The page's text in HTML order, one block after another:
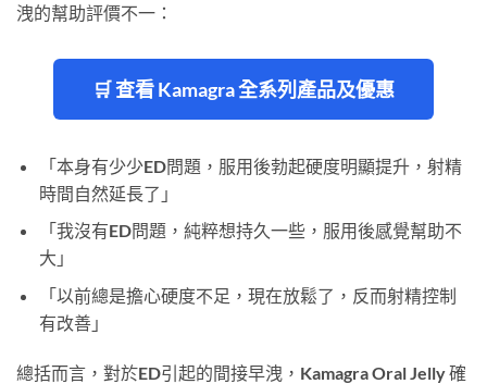
洩的幫助評價不一：
🛒 查看 Kamagra 全系列產品及優惠
「本身有少少ED問題，服用後勃起硬度明顯提升，射精
時間自然延長了」
「我沒有ED問題，純粹想持久一些，服用後感覺幫助不
大」
「以前總是擔心硬度不足，現在放鬆了，反而射精控制
有改善」
總括而言，對於ED引起的間接早洩，Kamagra Oral Jelly 確